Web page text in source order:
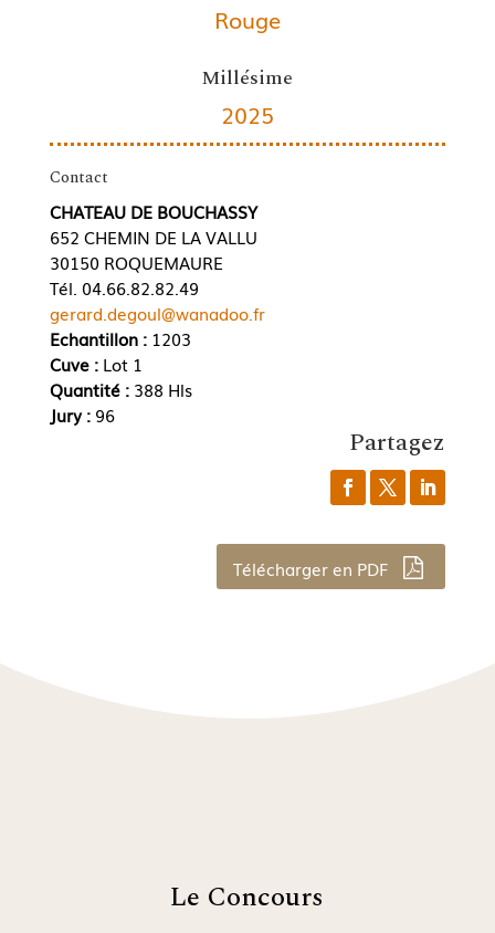
Rouge
Millésime
2025
Contact
CHATEAU DE BOUCHASSY
652 CHEMIN DE LA VALLU
30150 ROQUEMAURE
Tél. 04.66.82.82.49
gerard.degoul@wanadoo.fr
Echantillon :1203
Cuve : Lot 1
Quantité : 388 Hls
Jury : 96
Partagez
Télécharger en PDF
Le Concours